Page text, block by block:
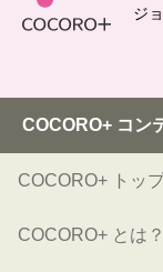
ジ
COCORO+ コン
COCORO+ トッ
COCORO+ とは？